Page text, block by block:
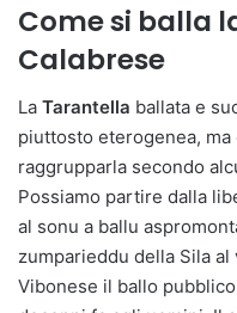
Come si balla
Calabrese
La Tarantella ballata e
piuttosto eterogenea,
raggrupparla secondo
Possiamo partire dalla
al sonu a ballu
zumparieddu della Sila
Vibonese il ballo